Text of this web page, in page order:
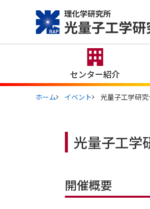
このページの本文へ
センター紹介
ホーム イベント 光量子工学研
光量子工学
開催概要